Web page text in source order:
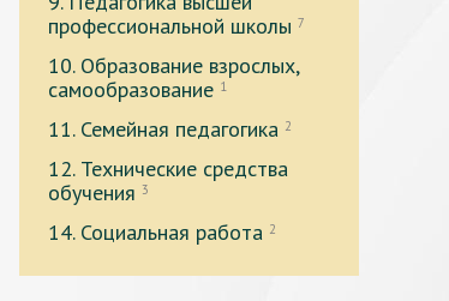
профессиональной школы 7
10. Образование взрослых,
самообразование 1
11. Семейная педагогика 2
12. Технические средства
обучения 3
14. Социальная работа 2